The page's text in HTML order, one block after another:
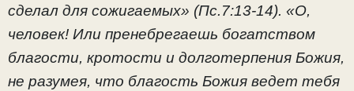
сделал для сожигаемых» (Пс.7:13-14). «О,
человек! Или пренебрегаешь богатством
благости, кротости и долготерпения Божия,
не разумея, что благость Божия ведет тебя